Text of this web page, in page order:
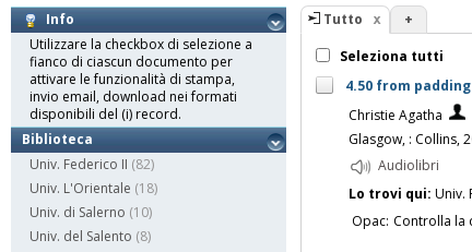
Info
Utilizzare la checkbox di selezione a
fianco di ciascun documento per
attivare le funzionalità di stampa,
invio email, download nei formati
disponibili del (i) record.
Biblioteca
Univ. Federico II (82)
Univ. L'Orientale (18)
Univ. di Salerno (10)
Univ. del Salento (8)
Tutto +
Seleziona tutti
4.50 from
Christie Agatha
Glasgow, : Collins,
Audiolibri
Lo trovi qui: Univ.
Opac: Controlla la